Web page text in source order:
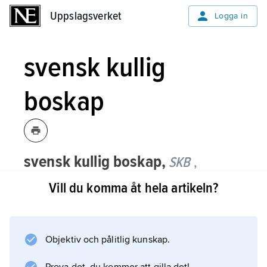
Uppslagsverket Logga in
svensk kullig
boskap
svensk kullig boskap, SKB ,
gemensamt namn för
nötkreatursraserna fjällrasochröd
avelsförening bildades 1938 genom
sammanslagning av de båda rasernas
Vill du komma åt hela artikeln?
Objektiv och pålitlig kunskap.